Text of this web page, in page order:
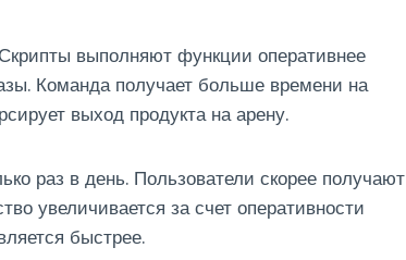
выполняют функции оперативнее
Команда получает больше времени на
выход продукта на арену.
раз в день. Пользователи скорее получают
увеличивается за счет оперативности
быстрее.